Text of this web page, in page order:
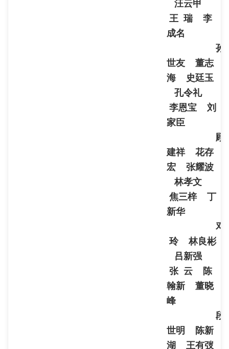
汪云甲
王 瑞 李
成名
孙
世友 董志
海 史廷玉
孔令礼
李恩宝 刘
家臣
顾
建祥 花存
宏 张耀波
林孝文
焦三梓 丁
新华
邓
玲 林良彬
吕新强
张 云 陈
翰新 董晓
峰
段
世明 陈新
湖 王有弢